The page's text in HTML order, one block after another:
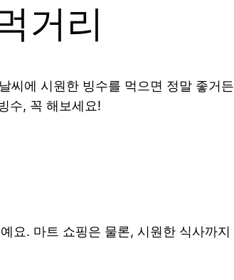
거리
씨에 시원한 빙수를 먹으면 정말 좋거
수, 꼭 해보세요!
요. 마트 쇼핑은 물론, 시원한 식사까